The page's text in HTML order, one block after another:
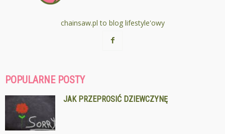
chainsaw.pl to blog lifestyle'owy
POPULARNE POSTY
JAK PRZEPROSIĆ DZIEWCZYNĘ